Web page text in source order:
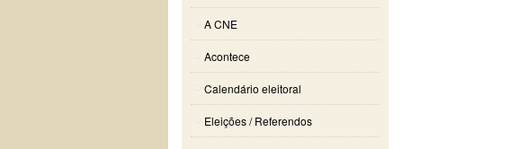
A CNE
Acontece
Calendário eleitoral
Eleições / Referendos